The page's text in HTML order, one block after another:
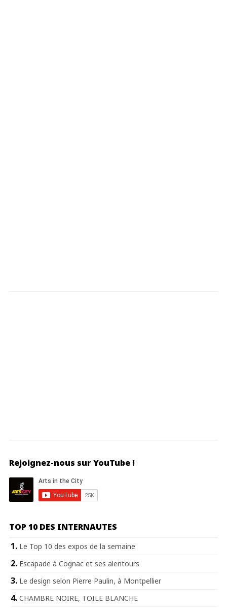
Rejoignez-nous sur YouTube !
TOP 10 DES INTERNAUTES
Le Top 10 des expos de la semaine
Escapade à Cognac et ses alentours
Le design selon Pierre Paulin, à Montpellier
CHAMBRE NOIRE, TOILE BLANCHE